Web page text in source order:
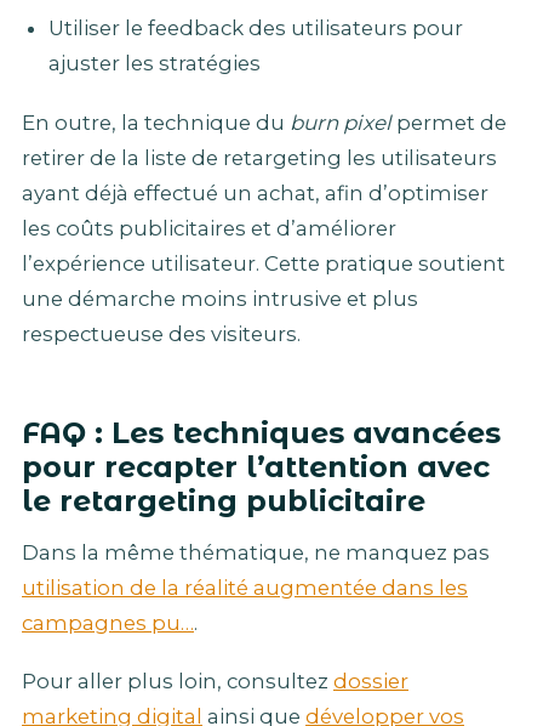
Utiliser le feedback des utilisateurs pour
ajuster les stratégies
En outre, la technique du burn pixelpermet de
retirer de la liste de retargeting les utilisateurs
ayant déjà effectué un achat, afin d’optimiser
les coûts publicitaires et d’améliorer
l’expérience utilisateur. Cette pratique soutient
une démarche moins intrusive et plus
respectueuse des visiteurs.
FAQ : Les techniques avancées
pour recapter l’attention avec
le retargeting publicitaire
Dans la même thématique, ne manquez pas
utilisation de la réalité augmentée dans les
campagnes pu….
Pour aller plus loin, consultez dossier
marketing digital ainsi que développer vos